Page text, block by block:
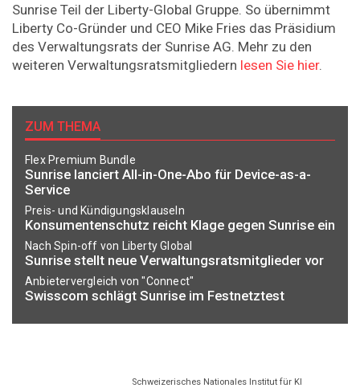
Sunrise Teil der Liberty-Global Gruppe. So übernimmt
Liberty Co-Gründer und CEO Mike Fries das Präsidium
des Verwaltungsrats der Sunrise AG. Mehr zu den
weiteren Verwaltungsratsmitgliedern lesen Sie hier.
ZUM THEMA
Flex Premium Bundle
Sunrise lanciert All-in-One-Abo für Device-as-a-
Service
Preis- und Kündigungsklauseln
Konsumentenschutz reicht Klage gegen Sunrise ein
Nach Spin-off von Liberty Global
Sunrise stellt neue Verwaltungsratsmitglieder vor
Anbietervergleich von "Connect"
Swisscom schlägt Sunrise im Festnetztest
Schweizerisches Nationales Institut für KI